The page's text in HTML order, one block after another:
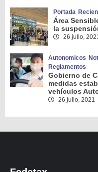
Portada
Área
la
26 julio,
Autonomicos
Reglamentos
Gobierno de
medidas
vehículos
26 julio, 2021